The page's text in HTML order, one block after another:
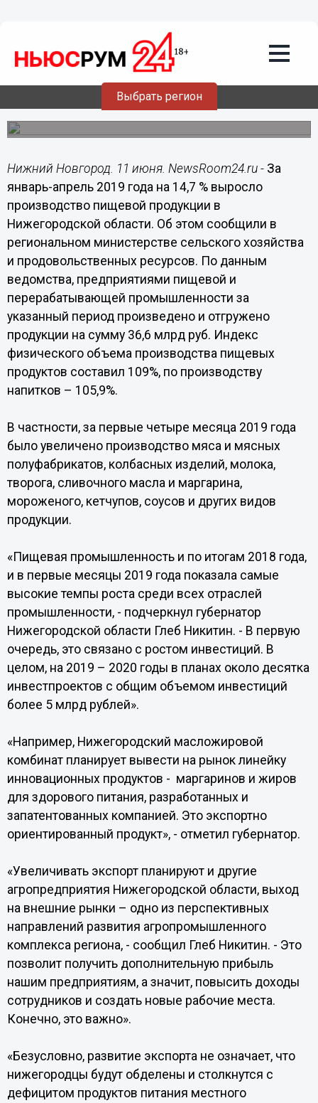
Выбрать регион
Производство пищевой продукции
выросло в Нижегородской области
Увеличено производство молока, творога, сливочного
масла, мяса, мясных полуфабрикатов, колбасных
изделий и других видов продукции
Нижний Новгород. 11 июня. NewsRoom24.ru - За
январь-апрель 2019 года на 14,7 % выросло
производство пищевой продукции в
Нижегородской области. Об этом сообщили в
региональном министерстве сельского хозяйства
и продовольственных ресурсов. По данным
ведомства, предприятиями пищевой и
перерабатывающей промышленности за
указанный период произведено и отгружено
продукции на сумму 36,6 млрд руб. Индекс
физического объема производства пищевых
продуктов составил 109%, по производству
напитков – 105,9%.
В частности, за первые четыре месяца 2019 года
было увеличено производство мяса и мясных
полуфабрикатов, колбасных изделий, молока,
творога, сливочного масла и маргарина,
мороженого, кетчупов, соусов и других видов
продукции.
«Пищевая промышленность и по итогам 2018 года,
и в первые месяцы 2019 года показала самые
высокие темпы роста среди всех отраслей
промышленности, - подчеркнул губернатор
Нижегородской области Глеб Никитин. - В первую
очередь, это связано с ростом инвестиций. В
целом, на 2019 – 2020 годы в планах около десятка
инвестпроектов с общим объемом инвестиций
более 5 млрд рублей».
«Например, Нижегородский масложировой
комбинат планирует вывести на рынок линейку
инновационных продуктов - маргаринов и жиров
для здорового питания, разработанных и
запатентованных компанией. Это экспортно
ориентированный продукт», - отметил губернатор.
«Увеличивать экспорт планируют и другие
агропредприятия Нижегородской области, выход
на внешние рынки – одно из перспективных
направлений развития агропромышленного
комплекса региона, - сообщил Глеб Никитин. - Это
позволит получить дополнительную прибыль
нашим предприятиям, а значит, повысить доходы
сотрудников и создать новые рабочие места.
Конечно, это важно».
«Безусловно, развитие экспорта не означает, что
нижегородцы будут обделены и столкнутся с
дефицитом продуктов питания местного